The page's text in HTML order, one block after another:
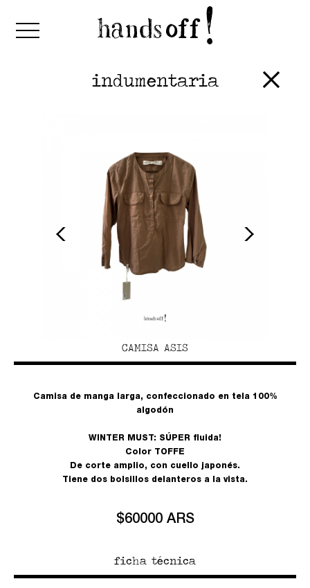
indumentaria
CAMISA ASIS
Camisa de manga larga, confeccionado en tela 100%
algodón
WINTER MUST: SÚPER fluida!
Color TOFFE
De corte amplio, con cuello japonés.
Tiene dos bolsillos delanteros a la vista.
$60000 ARS
ficha técnica